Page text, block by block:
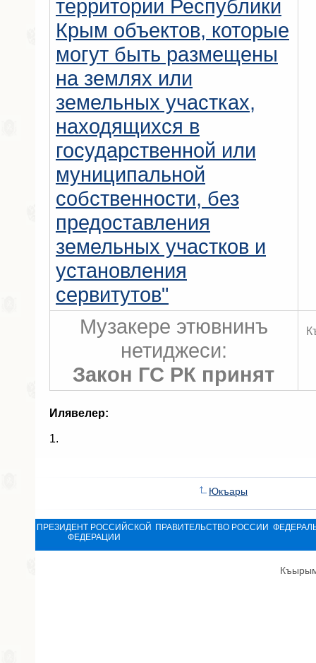
территории Республики
Крым объектов, которые
могут быть размещены
на землях или
земельных участках,
находящихся в
государственной или
муниципальной
собственности, без
предоставления
земельных участков и
установления
сервитутов"
Музакере этювнинъ
нетиджеси:
Закон ГС РК принят
Илявелер:
1.
Юкъары
ПРЕЗИДЕНТ РОССИЙСКОЙ
ФЕДЕРАЦИИ
ПРАВИТЕЛЬСТВО РОССИИ